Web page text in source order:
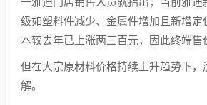
级如塑料件减少、金属件增加且新增定
本较去年已上涨两三百元，因此终端售
但在大宗原材料价格持续上升趋势下，
解。